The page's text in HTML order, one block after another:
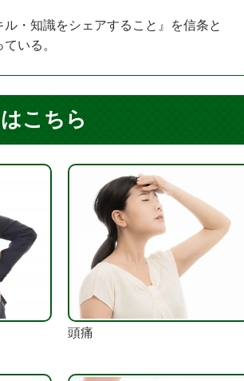
・知識をシェアすること』を信条と
いる。
こちら
頭痛